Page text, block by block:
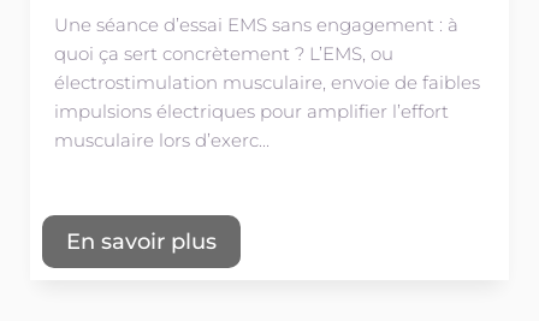
Une séance d’essai EMS sans engagement : à
quoi ça sert concrètement ? L’EMS, ou
électrostimulation musculaire, envoie de faibles
impulsions électriques pour amplifier l’effort
musculaire lors d’exerc...
En savoir plus